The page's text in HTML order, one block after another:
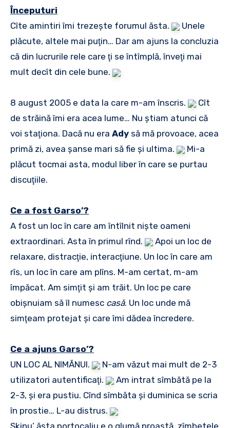
Începuturi
Cîte amintiri îmi trezeşte forumul ăsta.
Unele
plăcute, altele mai puţin… Dar am ajuns la concluzia
că din lucrurile rele care ţi se întîmplă, înveţi mai
mult decît din cele bune.
8 august 2005 e data la care m-am înscris.
Cît
de străină îmi era acea lume… Nu ştiam atunci că
voi staţiona. Dacă nu era Ady să mă provoace, acea
primă zi, avea şanse mari să fie şi ultima.
Mi-a
plăcut tocmai asta, modul liber în care se purtau
discuţiile.
Ce a fost Garso’?
A fost un loc în care am întîlnit nişte oameni
extraordinari. Asta în primul rînd.
Apoi un loc de
relaxare, distracţie, interacţiune. Un loc în care am
rîs, un loc în care am plîns. M-am certat, m-am
împăcat. Am simţit şi am trăit. Un loc pe care
obişnuiam să îl numesc casă. Un loc unde mă
simţeam protejat şi care îmi dădea încredere.
Ce a ajuns Garso’?
UN LOC AL NIMĂNUI.
N-am văzut mai mult de 2-3
utilizatori autentificaţi.
Am intrat sîmbătă pe la
2-3, şi era pustiu. Cînd sîmbăta şi duminica se scria
în prostie… L-au distrus.